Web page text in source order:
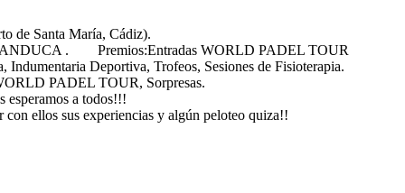
de Santa María, Cádiz).
. Premios:Entradas WORLD PADEL TOUR
Deportiva, Trofeos, Sesiones de Fisioterapia.
PADEL TOUR, Sorpresas.
esperamos a todos!!!
ellos sus experiencias y algún peloteo quiza!!